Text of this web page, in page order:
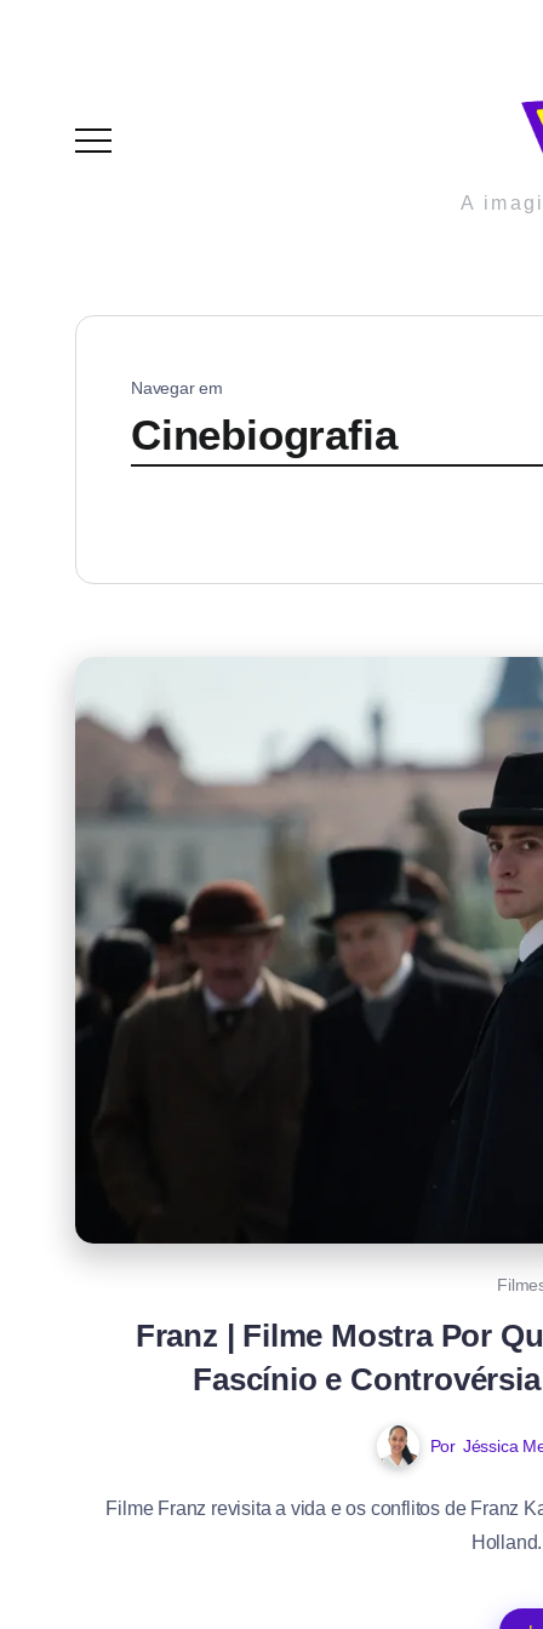
A
Navegar em
Cinebiografia
Franz | Filme Mostra Por
Fascínio e
Por Jéssica
Filme Franz revisita a vida e os conflitos de Franz